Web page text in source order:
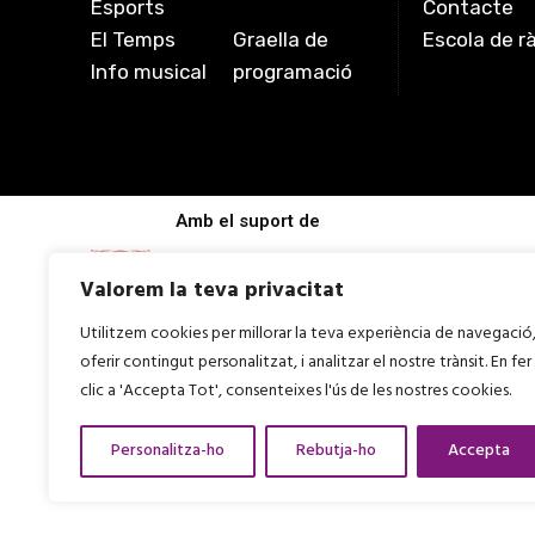
Valorem la teva privacitat
Utilitzem cookies per millorar la teva experiència de navegació,
oferir contingut personalitzat, i analitzar el nostre trànsit. En fer
clic a 'Accepta Tot', consenteixes l'ús de les nostres cookies.
Personalitza-ho Rebutja-ho Accepta
Esports
El Temps
Info musical
Graella de
programació
Contacte
Escola de
Amb el suport de